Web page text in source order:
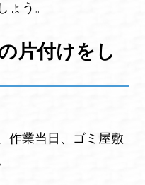
ょう。
片付けをし
作業当日、ゴミ屋敷